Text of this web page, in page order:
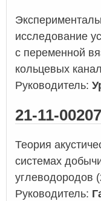
исследование
с переменной
кольцевых
Руководитель:
21-11-00207
Теория
системах
углеводородов
Руководитель: